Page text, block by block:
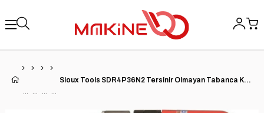
Sioux Tools SDR4P36N2 Tersinir Olmayan Tabanca Kavrama Matkap - 0,4 HP | 3600 RPM